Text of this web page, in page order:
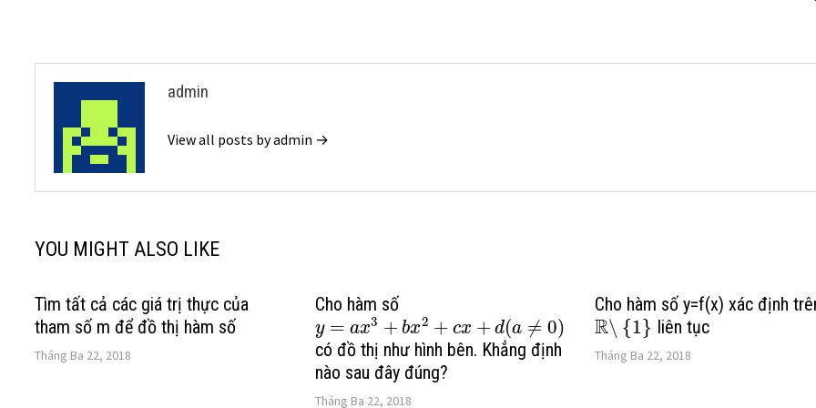
admin
View all posts by admin →
YOU MIGHT ALSO LIKE
Tìm tất cả các giá trị thực của
tham số m để đồ thị hàm số
Tháng Ba 22, 2018
Cho hàm số
y = ax3 + bx2 + cx + d(a ≠ 0)
có đồ thị như hình bên. Khẳng định
nào sau đây đúng?
Tháng Ba 22, 2018
Cho hàm số y=f(x) xác định
R∖ {1} liên tục
Tháng Ba 22, 2018